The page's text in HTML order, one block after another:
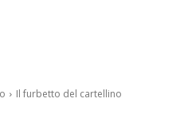
Il furbetto del cartellino